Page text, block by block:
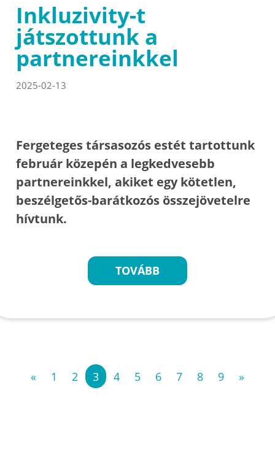
Inkluzivity-t
játszottunk a
partnereinkkel
2025-02-13
Fergeteges társasozós estét tartottunk
február közepén a legkedvesebb
partnereinkkel, akiket egy kötetlen,
beszélgetős-barátkozós összejövetelre
hívtunk.
TOVÁBB
« 1 2 3 4 5 6 7 8 9 »